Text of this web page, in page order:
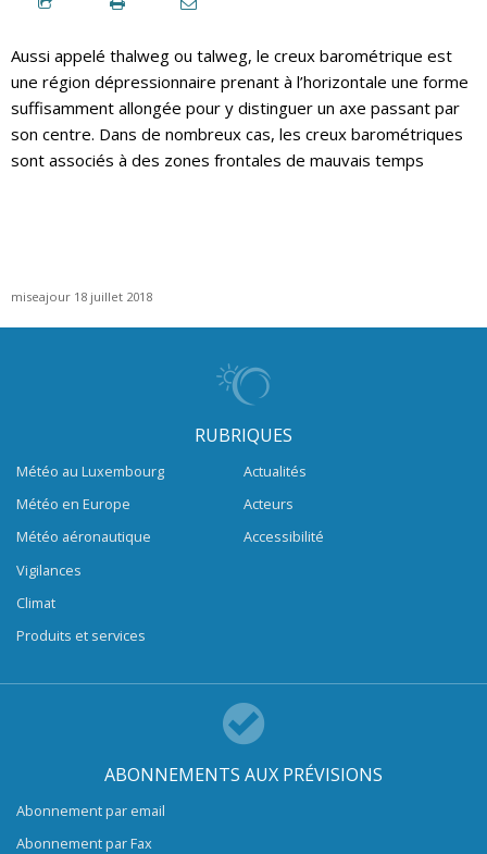
Aussi appelé thalweg ou talweg, le creux barométrique est
une région dépressionnaire prenant à l’horizontale une forme
suffisamment allongée pour y distinguer un axe passant par
son centre. Dans de nombreux cas, les creux barométriques
sont associés à des zones frontales de mauvais temps
miseajour 18 juillet 2018
RUBRIQUES
Météo au Luxembourg
Météo en Europe
Météo aéronautique
Vigilances
Climat
Produits et services
Actualités
Acteurs
Accessibilité
ABONNEMENTS AUX PRÉVISIONS
Abonnement par email
Abonnement par Fax